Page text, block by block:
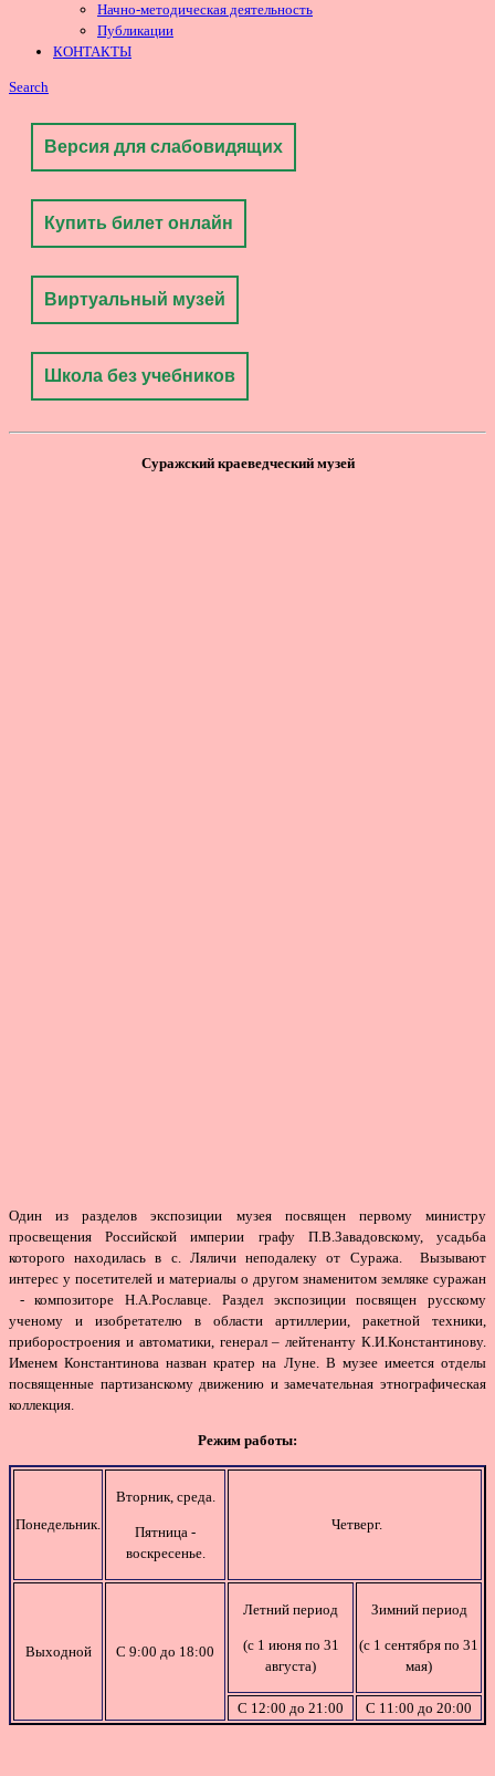
Начно-методическая деятельность
Публикации
КОНТАКТЫ
Search
Версия для слабовидящих
Купить билет онлайн
Виртуальный музей
Школа без учебников
Суражский краеведческий музей
Один из разделов экспозиции музея посвящен первому министру
просвещения Российской империи графу П.В.Завадовскому, усадьба
которого находилась в с. Ляличи неподалеку от Суража. Вызывают
интерес у посетителей и материалы о другом знаменитом земляке суражан
- композиторе Н.А.Рославце. Раздел экспозиции посвящен русскому
ученому и изобретателю в области артиллерии, ракетной техники,
приборостроения и автоматики, генерал – лейтенанту К.И.Константинову.
Именем Константинова назван кратер на Луне. В музее имеется отделы
посвященные партизанскому движению и замечательная этнографическая
коллекция.
Режим работы:
Понедельник.
Вторник, среда.
Пятница -
воскресенье.
Четверг.
Выходной С 9:00 до 18:00
Летний период
(с 1 июня по 31
августа)
Зимний период
(с 1 сентября по 31
мая)
С 12:00 до 21:00 С 11:00 до 20:00